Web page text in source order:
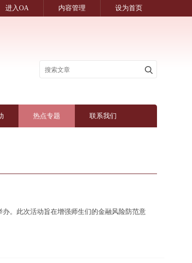
进入OA 内容管理 设为首页
热点专题 联系我们
。此次活动旨在增强师生们的金融风险防范意